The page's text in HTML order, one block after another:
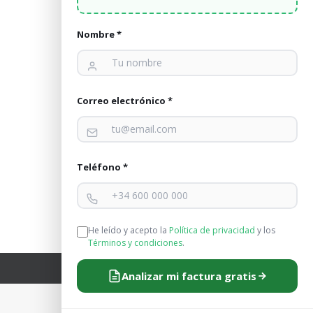
P1 (Punta) y P2 (Valle). Los horarios de cada
en dos…
Nombre *
Correo electrónico *
Teléfono *
He leído y acepto la Política de privacidad y los
Términos y condiciones.
Analizar mi factura gratis